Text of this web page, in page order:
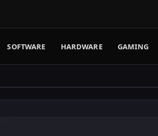
SOFTWARE HARDWARE GAMING